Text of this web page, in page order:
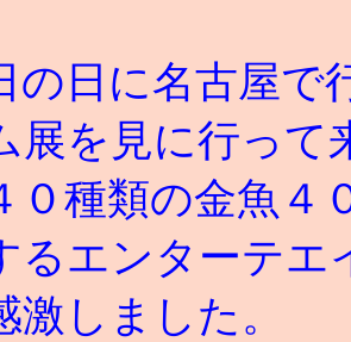
の日に名古屋
展を見に行って
０種類の金魚４
るエンターテエ
激しました。